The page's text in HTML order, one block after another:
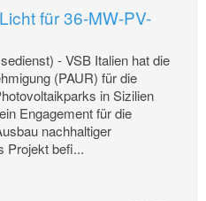
für 36-MW-PV-
- VSB Italien hat die
(PAUR) für die
in Sizilien
Engagement für die
nachhaltiger
Projekt befi...